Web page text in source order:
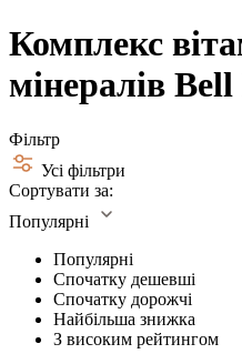
Комплекс
мінералів
Фільтр
Усі фільтри
Сортувати за:
Популярні
Популярні
Спочатку дешевші
Спочатку дорожчі
Найбільша знижка
З високим рейтингом